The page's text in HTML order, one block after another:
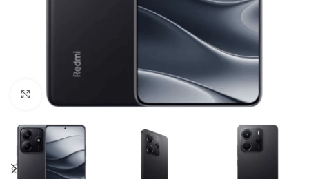
Click to enlarge